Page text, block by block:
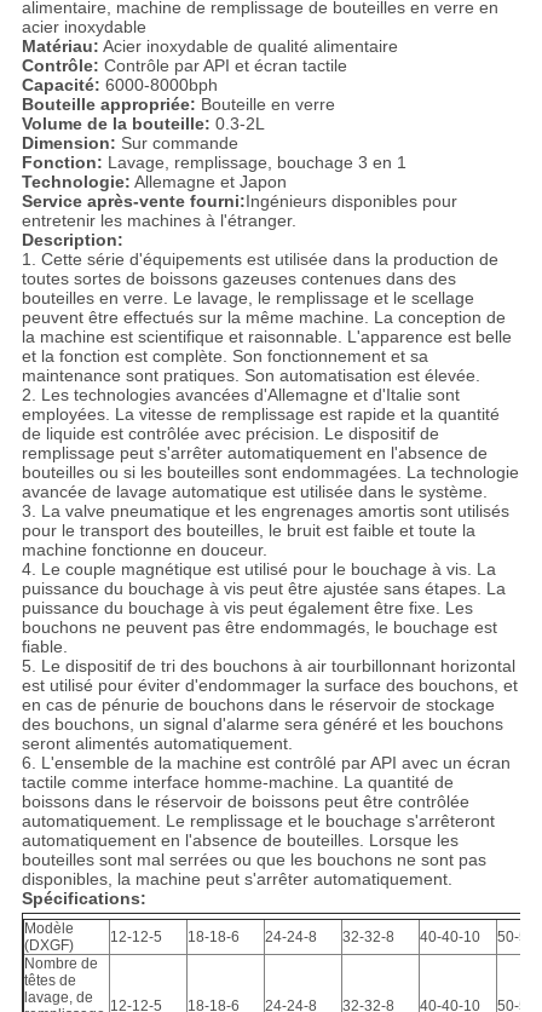
alimentaire, machine de remplissage de bouteilles en verre en
acier inoxydable
Matériau: Acier inoxydable de qualité alimentaire
Contrôle: Contrôle par API et écran tactile
Capacité: 6000-8000bph
Bouteille appropriée: Bouteille en verre
Volume de la bouteille: 0.3-2L
Dimension: Sur commande
Fonction: Lavage, remplissage, bouchage 3 en 1
Technologie: Allemagne et Japon
Service après-vente fourni:Ingénieurs disponibles pour
entretenir les machines à l'étranger.
Description:
1. Cette série d'équipements est utilisée dans la production de
toutes sortes de boissons gazeuses contenues dans des
bouteilles en verre. Le lavage, le remplissage et le scellage
peuvent être effectués sur la même machine. La conception de
la machine est scientifique et raisonnable. L'apparence est belle
et la fonction est complète. Son fonctionnement et sa
maintenance sont pratiques. Son automatisation est élevée.
2. Les technologies avancées d'Allemagne et d'Italie sont
employées. La vitesse de remplissage est rapide et la quantité
de liquide est contrôlée avec précision. Le dispositif de
remplissage peut s'arrêter automatiquement en l'absence de
bouteilles ou si les bouteilles sont endommagées. La technologie
avancée de lavage automatique est utilisée dans le système.
3. La valve pneumatique et les engrenages amortis sont utilisés
pour le transport des bouteilles, le bruit est faible et toute la
machine fonctionne en douceur.
4. Le couple magnétique est utilisé pour le bouchage à vis. La
puissance du bouchage à vis peut être ajustée sans étapes. La
puissance du bouchage à vis peut également être fixe. Les
bouchons ne peuvent pas être endommagés, le bouchage est
fiable.
5. Le dispositif de tri des bouchons à air tourbillonnant horizontal
est utilisé pour éviter d'endommager la surface des bouchons, et
en cas de pénurie de bouchons dans le réservoir de stockage
des bouchons, un signal d'alarme sera généré et les bouchons
seront alimentés automatiquement.
6. L'ensemble de la machine est contrôlé par API avec un écran
tactile comme interface homme-machine. La quantité de
boissons dans le réservoir de boissons peut être contrôlée
automatiquement. Le remplissage et le bouchage s'arrêteront
automatiquement en l'absence de bouteilles. Lorsque les
bouteilles sont mal serrées ou que les bouchons ne sont pas
disponibles, la machine peut s'arrêter automatiquement.
Spécifications:
Modèle
(DXGF)
12-12-5 18-18-6 24-24-8 32-32-8 40-40-10
50-
Nombre de
têtes de
lavage, de
12-12-5 18-18-6 24-24-8 32-32-8 40-40-10 50-